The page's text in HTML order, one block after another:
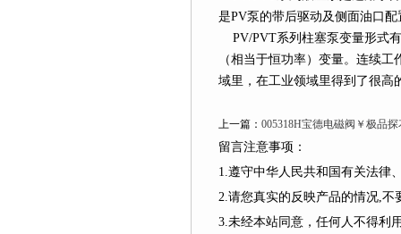
是PV泵的带后驱动及侧面油口配置
PV/PVT系列柱塞泵变量形式有
（相当于恒功率）变量。
域里，在工业领域里得到了很高的
上一篇： 005318H宝德电磁阀￥极品
留言注意事项：
1.遵守中华人民共和国有关法律、
2.请您真实的反映产品的情况,不要捏
3.未经本站同意，任何人不得利